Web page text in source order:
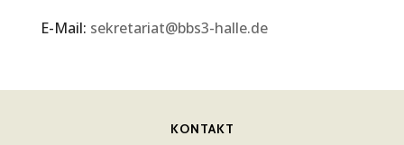
E-Mail: sekretariat@bbs3-halle.de
KONTAKT